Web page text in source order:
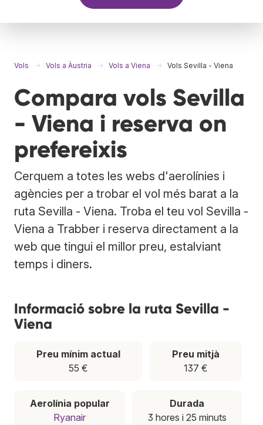
Vols Vols a Àustria Vols a Viena Vols Sevilla - Viena
Compara vols Sevilla
- Viena i reserva on
prefereixis
Cerquem a totes les webs d'aerolínies i
agències per a trobar el vol més barat a la
ruta Sevilla - Viena. Troba el teu vol Sevilla -
Viena a Trabber i reserva directament a la
web que tingui el millor preu, estalviant
temps i diners.
Informació sobre la ruta Sevilla -
Viena
Preu mínim actual
55 €
Preu mitjà
137 €
Aerolínia popular
Ryanair
Durada
3 hores i 25 minuts